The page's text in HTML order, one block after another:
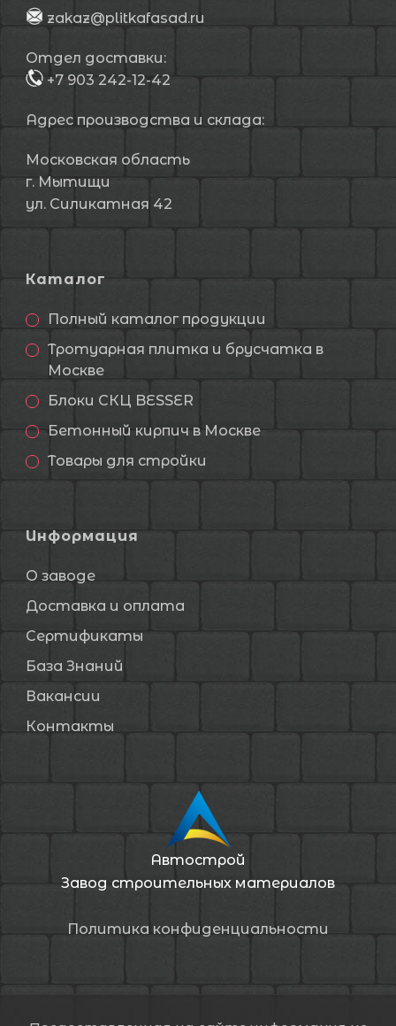
zakaz@plitkafasad.ru
Отдел доставки:
+7 903 242-12-42
Адрес производства и склада:
Московская область
г. Мытищи
ул. Силикатная 42
Каталог
Полный каталог продукции
Тротуарная плитка и брусчатка в
Москве
Блоки СКЦ BESSER
Бетонный кирпич в Москве
Товары для стройки
Информация
О заводе
Доставка и оплата
Сертификаты
База Знаний
Вакансии
Контакты
Автострой
Завод строительных материалов
Политика конфиденциальности